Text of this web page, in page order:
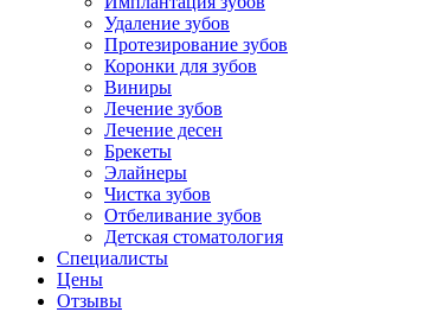
Удаление зубов
Протезирование зубов
Коронки для зубов
Виниры
Лечение зубов
Лечение десен
Брекеты
Элайнеры
Чистка зубов
Отбеливание зубов
Детская стоматология
Специалисты
Цены
Отзывы